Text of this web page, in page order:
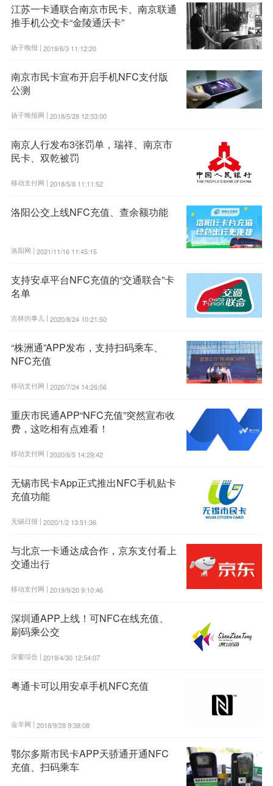
江苏一卡通联合南京市民卡、南京联通
推手机公交卡“金陵通沃卡”
扬子晚报 | 2019/6/3 11:12:20
南京市民卡宣布开启手机NFC支付版
公测
扬子晚报网 | 2018/5/28 12:33:00
南京人行发布3张罚单，瑞祥、南京市
民卡、双乾被罚
移动支付网 | 2018/5/8 11:11:52
洛阳公交上线NFC充值、查余额功能
洛阳网 | 2021/11/16 11:45:15
支持安卓平台NFC充值的“交通联合”卡
名单
吉林的事儿 | 2020/8/24 10:21:50
“株洲通”APP发布，支持扫码乘车、
NFC充值
移动支付网 | 2020/7/24 14:26:56
重庆市民通APP“NFC充值”突然宣布收
费，这吃相有点难看！
移动支付网 | 2020/6/5 14:29:42
无锡市民卡App正式推出NFC手机贴卡
充值功能
无锡日报 | 2020/1/2 13:51:36
与北京一卡通达成合作，京东支付看上
交通出行
移动支付网 | 2019/9/20 9:10:46
深圳通APP上线！可NFC在线充值、
刷码乘公交
深窗综合 | 2019/4/30 12:54:07
粤通卡可以用安卓手机NFC充值
金羊网 | 2018/9/28 9:38:08
鄂尔多斯市民卡APP天骄通开通NFC
充值、扫码乘车